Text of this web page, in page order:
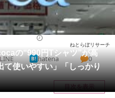
教育・育児
リサーチ
の“990円Tシャツ”が高
使いやすい」「しっかり
ねとらぼリサーチ
hatena 0
目次を表示